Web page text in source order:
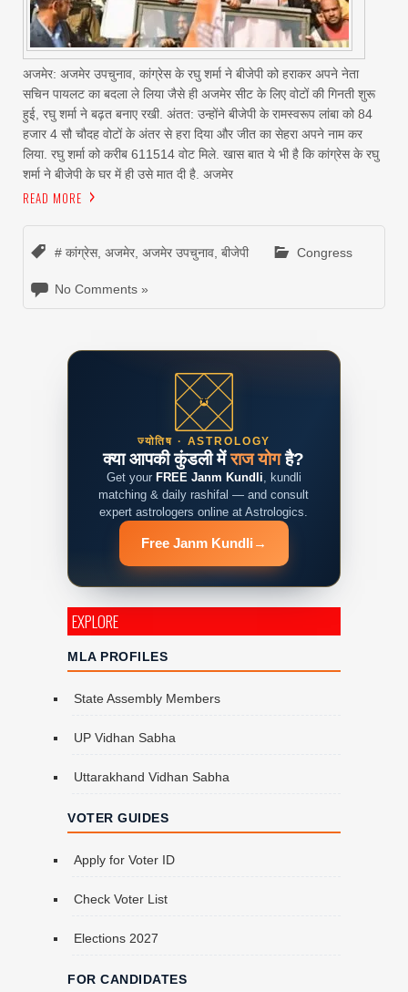
अजमेर: अजमेर उपचुनाव, कांग्रेस के रघु शर्मा ने बीजेपी को हराकर अपने नेता
सचिन पायलट का बदला ले लिया जैसे ही अजमेर सीट के लिए वोटों की गिनती शुरू
हुई, रघु शर्मा ने बढ़त बनाए रखी. अंतत: उन्होंने बीजेपी के रामस्वरूप लांबा को 84
हजार 4 सौ चौदह वोटों के अंतर से हरा दिया और जीत का सेहरा अपने नाम कर
लिया. रघु शर्मा को करीब 611514 वोट मिले. खास बात ये भी है कि कांग्रेस के रघु
शर्मा ने बीजेपी के घर में ही उसे मात दी है. अजमेर
READ MORE
# कांग्रेस, अजमेर, अजमेर उपचुनाव, बीजेपी Congress
No Comments »
ज्योतिष · ASTROLOGY
क्या आपकी कुंडली मेंराज योगहै?
Get your FREE Janm Kundli, kundli
matching & daily rashifal — and consult
expert astrologers online at Astrologics.
Free Janm Kundli →
EXPLORE
MLA PROFILES
State Assembly Members
UP Vidhan Sabha
Uttarakhand Vidhan Sabha
VOTER GUIDES
Apply for Voter ID
Check Voter List
Elections 2027
FOR CANDIDATES